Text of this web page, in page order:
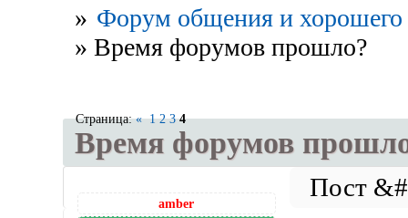
» Форум общения и хорошего
» Время форумов прошло?
Время форумов
Страница:« 1 2 3 4
amber